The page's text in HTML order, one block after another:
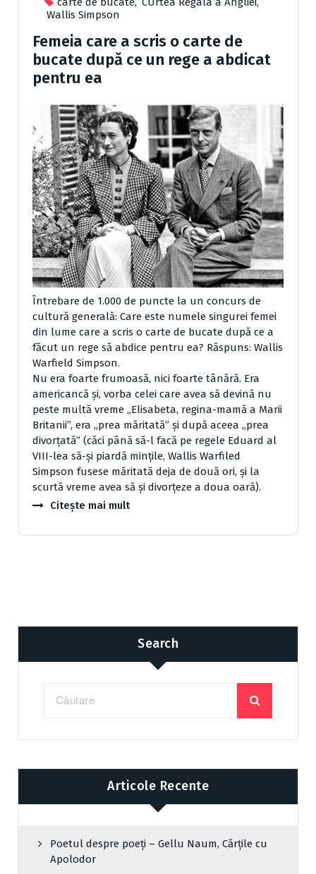
Wallis Simpson
Femeia care a scris o carte de
bucate după ce un rege a abdicat
pentru ea
Întrebare de 1.000 de puncte la un concurs de
cultură generală: Care este numele singurei fe­mei
din lume care a scris o carte de bucate după ce a
făcut un rege să ab­dice pentru ea? Răspuns: Wallis
Warfield Simpson.
Nu era foarte frumoasă, nici foarte tânără. Era
americancă şi, vorba celei care avea să devină nu
peste multă vreme „Elisabeta, regina-mamă a Marii
Britanii”, era „prea măritată” şi după aceea „prea
divorţată” (căci până să-l facă pe regele Eduard al
VIII-lea să-şi piardă minţile, Wallis Warfiled
Simpson fusese măritată deja de două ori, şi la
scurtă vreme avea să şi divorţeze a doua oară).
Citește mai mult
Search
Articole Recente
Poetul despre poeți – Gellu Naum, Cărțile cu
Apolodor